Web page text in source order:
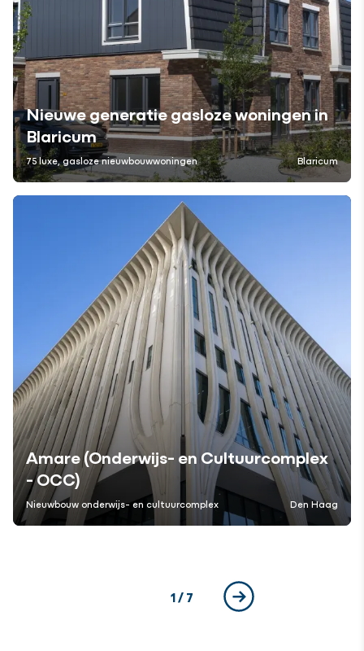
Nieuwe generatie gasloze woningen in
Blaricum
75 luxe, gasloze nieuwbouwwoningen Blaricum
Amare (Onderwijs- en Cultuurcomplex
- OCC)
Nieuwbouw onderwijs- en cultuurcomplex Den Haag
Huidige pagina
1/ 7
Volgende